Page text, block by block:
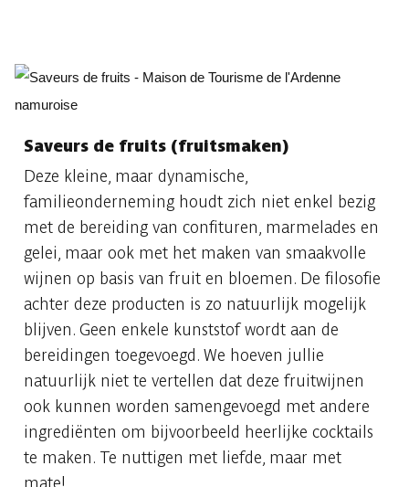
Saveurs de fruits (fruitsmaken)
Deze kleine, maar dynamische,
familieonderneming houdt zich niet enkel bezig
met de bereiding van confituren, marmelades en
gelei, maar ook met het maken van smaakvolle
wijnen op basis van fruit en bloemen. De filosofie
achter deze producten is zo natuurlijk mogelijk
blijven. Geen enkele kunststof wordt aan de
bereidingen toegevoegd. We hoeven jullie
natuurlijk niet te vertellen dat deze fruitwijnen
ook kunnen worden samengevoegd met andere
ingrediënten om bijvoorbeeld heerlijke cocktails
te maken. Te nuttigen met liefde, maar met
mate!